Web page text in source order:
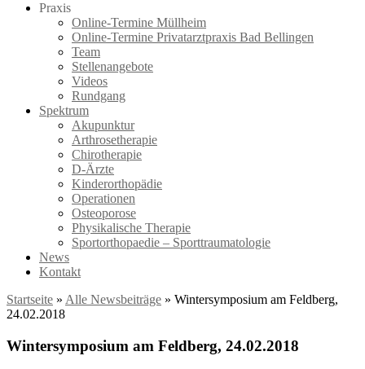
Praxis
Online-Termine Müllheim
Online-Termine Privatarztpraxis Bad Bellingen
Team
Stellenangebote
Videos
Rundgang
Spektrum
Akupunktur
Arthrosetherapie
Chirotherapie
D-Ärzte
Kinderorthopädie
Operationen
Osteoporose
Physikalische Therapie
Sportorthopaedie – Sporttraumatologie
News
Kontakt
Startseite » Alle Newsbeiträge » Wintersymposium am Feldberg,
24.02.2018
Wintersymposium am Feldberg, 24.02.2018